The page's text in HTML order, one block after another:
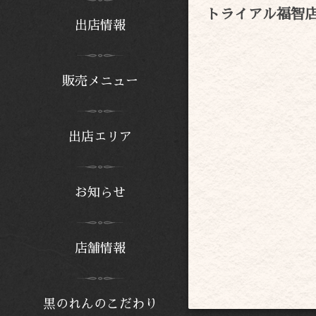
トライアル福智
販売メニュー
出店エリア
お知らせ
店舗情報
黒のれんのこだわり
出店情報